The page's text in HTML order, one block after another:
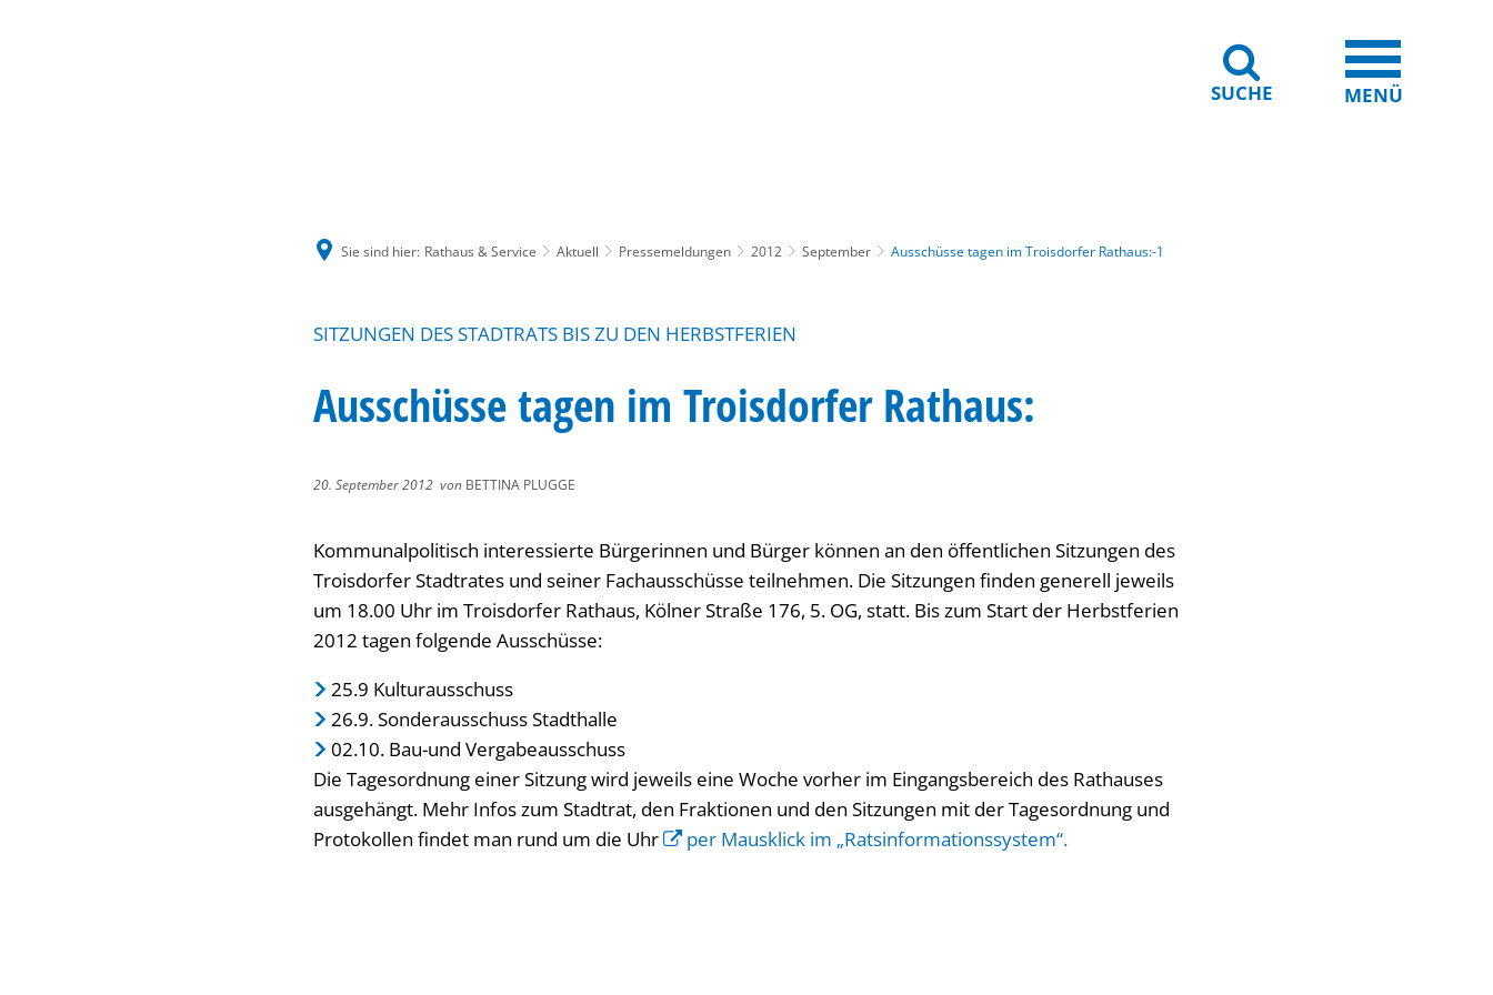
SUCHE MENÜ
Sie sind hier: Rathaus & Service Aktuell Pressemeldungen 2012 September Ausschüsse tagen im Troisdorfer Rathaus:-1
SITZUNGEN DES STADTRATS BIS ZU DEN HERBSTFERIEN
Ausschüsse tagen im Troisdorfer Rathaus:
20. September 2012 von BETTINA PLUGGE
Kommunalpolitisch interessierte Bürgerinnen und Bürger können an den öffentlichen Sitzungen des
Troisdorfer Stadtrates und seiner Fachausschüsse teilnehmen. Die Sitzungen finden generell jeweils
um 18.00 Uhr im Troisdorfer Rathaus, Kölner Straße 176, 5. OG, statt. Bis zum Start der Herbstferien
2012 tagen folgende Ausschüsse:
25.9 Kulturausschuss
26.9. Sonderausschuss Stadthalle
02.10. Bau-und Vergabeausschuss
Die Tagesordnung einer Sitzung wird jeweils eine Woche vorher im Eingangsbereich des Rathauses
ausgehängt. Mehr Infos zum Stadtrat, den Fraktionen und den Sitzungen mit der Tagesordnung und
Protokollen findet man rund um die Uhr
per Mausklick im „Ratsinformationssystem“.